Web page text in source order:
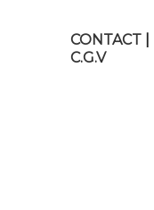
CONTACT
C.G.V